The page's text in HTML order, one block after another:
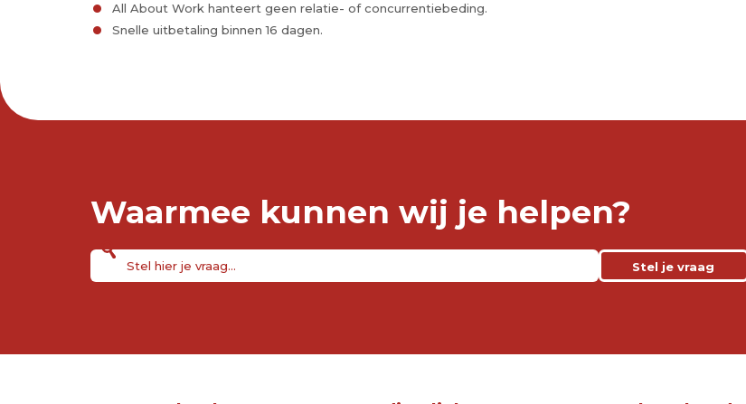
All About Work hanteert geen relatie- of concurrentiebeding.
Snelle uitbetaling binnen 16 dagen.
Waarmee kunnen wij je helpen?
Stel je vraag